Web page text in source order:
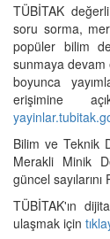
TÜBİTAK
soru sorma,
popüler bilim
sunmaya devam
boyunca
erişimine
Bilim ve Teknik
Merakli Minik
güncel
TÜBİTAK'ın
ulaşmak için